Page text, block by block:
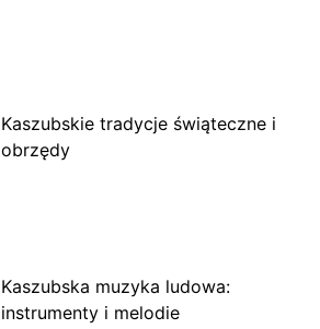
Kaszubskie tradycje świąteczne i
obrzędy
Kaszubska muzyka ludowa:
instrumenty i melodie